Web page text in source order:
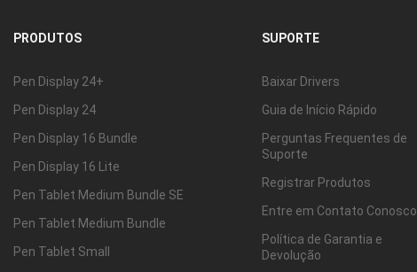
PRODUTOS
Pen Display 24+
Pen Display 24
Pen Display 16 Bundle
Pen Display 16 Lite
Pen Tablet Medium Bundle SE
Pen Tablet Medium Bundle
Pen Tablet Small
SUPORTE
Baixar Drivers
Guia de Início Rápido
Perguntas Frequentes de
Suporte
Registrar Produtos
Entre em Contato Conosco
Política de Garantia e
Devolução